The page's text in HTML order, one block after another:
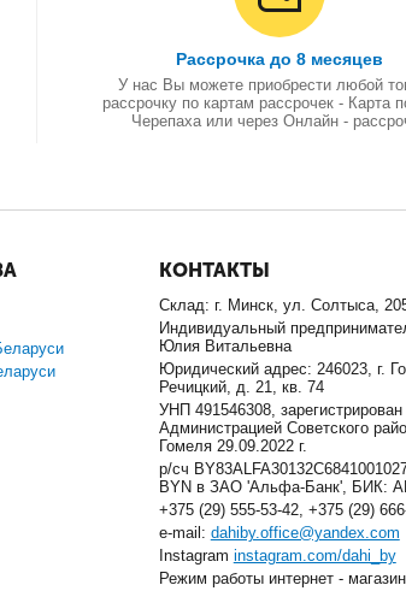
Рассрочка до 8 месяцев
У нас Вы можете приобрести любой
рассрочку по картам рассрочек - Карта
Черепаха или через Онлайн -
КОНТАКТЫ
Склад: г. Минск, ул. Солтыса,
Индивидуальный
Юлия Витальевна
Юридический адрес: 246023, г.
Речицкий, д. 21, кв. 74
УНП 491546308, зарегистрирован
Администрацией Советского
Гомеля 29.09.2022 г.
р/сч
BYN в ЗАО 'Альфа-Банк', БИК:
+375 (29) 555-53-42, +375 (29)
e-mail: dahiby.office@yandex.com
Instagram instagram.com/dahi_by
Режим работы интернет -